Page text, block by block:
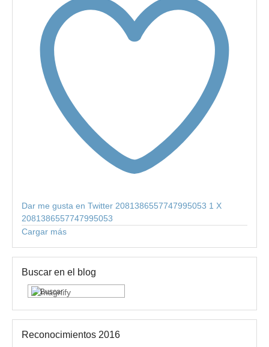
Dar me gusta en Twitter 2081386557747995053 1 X
2081386557747995053
Cargar más
Buscar en el blog
Reconocimientos 2016